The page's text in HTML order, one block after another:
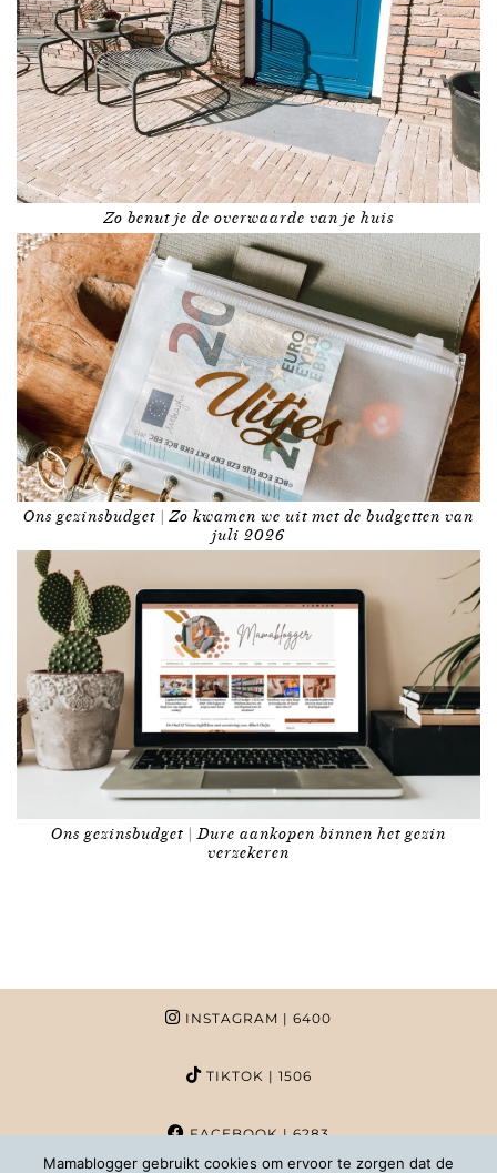
Zo benut je de overwaarde van je huis
Ons gezinsbudget | Zo kwamen we uit met de budgetten van
juli 2026
Ons gezinsbudget | Dure aankopen binnen het gezin
verzekeren
INSTAGRAM | 6400
TIKTOK | 1506
FACEBOOK| 6283
Mamablogger gebruikt cookies om ervoor te zorgen dat de